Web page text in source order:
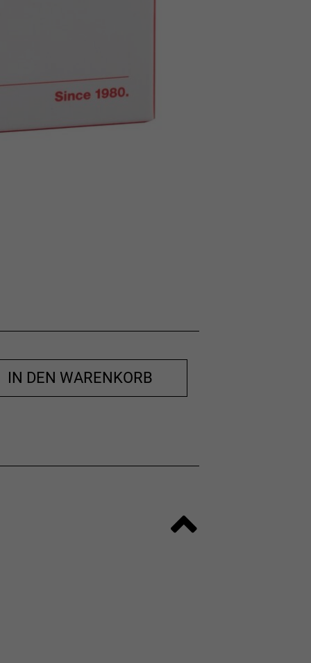
IN DEN WARENKORB